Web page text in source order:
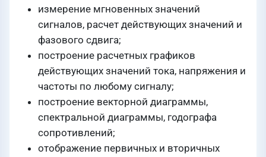
измерение мгновенных значений
сигналов, расчет действующих значений и
фазового сдвига;
построение расчетных графиков
действующих значений тока, напряжения и
частоты по любому сигналу;
построение векторной диаграммы,
спектральной диаграммы, годографа
сопротивлений;
отображение первичных и вторичных